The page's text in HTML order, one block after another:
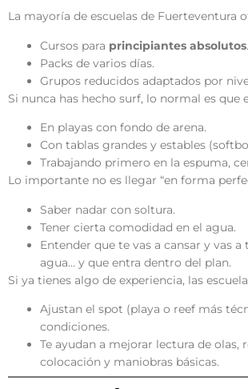
La mayoría de escuelas de Fuerteventura
Cursos para principiantes absolutos.
Packs de varios días.
Grupos reducidos adaptados por
Si nunca has hecho surf, lo normal es que
En playas con fondo de arena.
Con tablas grandes y estables
Trabajando primero en la espuma,
Lo importante no es llegar “en forma
Saber nadar con soltura.
Tener cierta comodidad en el agua.
Entender que te vas a cansar y vas
agua… y que entra dentro del plan.
Si ya tienes algo de experiencia, las
Ajustan el spot (playa o reef más
condiciones.
Te ayudan a mejorar lectura de olas,
colocación y maniobras básicas.